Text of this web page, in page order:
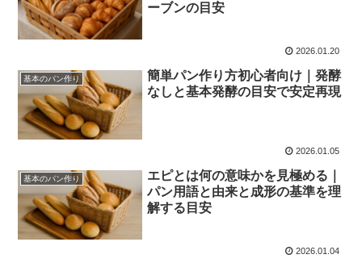
ーブンの目安
2026.01.20
基本のパン作り
簡単パン作り方初心者向け｜発酵
なしと基本発酵の目安で安定再現
2026.01.05
基本のパン作り
エピとは何の意味かを見極める｜
パン用語と由来と成形の基準を理
解する目安
2026.01.04